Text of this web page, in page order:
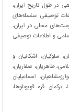
در طول تاریخ ایران،
توصیفی سلسله‌های
محلی در ایران،
و اطلاعات توصیفی
سلوکیان، اشکانیان و
طاهریان، صفاریان،
اسماعیلیان
ترکمان قره قویونلوها،